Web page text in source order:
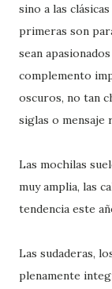
sino a las
primeras son
sean
complemento
oscuros, no tan
siglas o
Las mochilas
muy amplia, las
tendencia este
Las sudaderas,
plenamente